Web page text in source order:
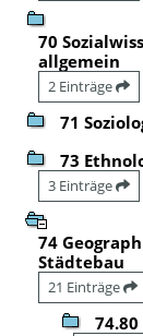
70
allgemein
2 Einträge
71
73
3 Einträge
74
Städtebau
21 Einträge